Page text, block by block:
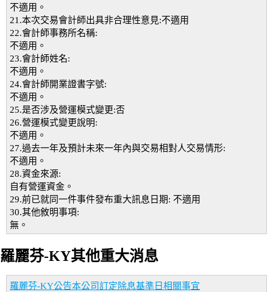
不適用。
21.本次交易會計師出具非合理性意見:不適用
22.會計師事務所名稱:
不適用。
23.會計師姓名:
不適用。
24.會計師開業證書字號:
不適用。
25.是否涉及營運模式變更:否
26.營運模式變更說明:
不適用。
27.過去一年及預計未來一年內與交易相對人交易情形:
不適用。
28.資金來源:
自有營運資金。
29.前已就同一件事件發布重大訊息日期: 不適用
30.其他敘明事項:
無。
羅麗芬-KY其他重大消息
羅麗芬-KY公告本公司訂定除息基準日相關事宜